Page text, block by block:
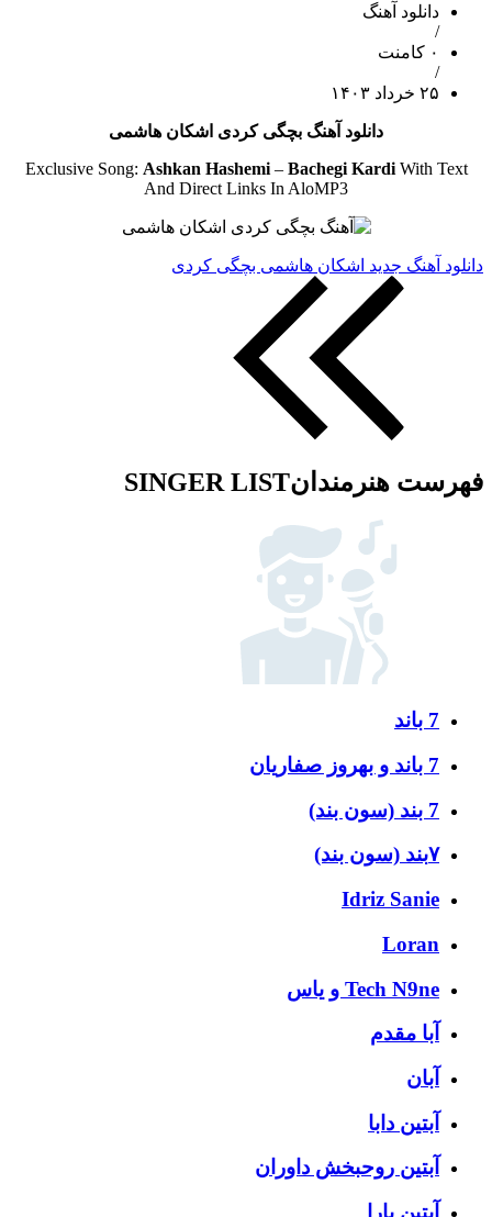
دانلود آهنگ
/
۰ کامنت
/
۲۵ خرداد ۱۴۰۳
دانلود آهنگ بچگی کردی اشکان هاشمی
Exclusive Song: Ashkan Hashemi– Bachegi KardiWith Text
And Direct Links In AloMP3
دانلود آهنگ جدید اشکان هاشمی بچگی کردی
فهرست هنرمندانSINGER LIST
7 باند
7 باند و بهروز صفاریان
7 بند (سون بند)
۷بند (سون بند)
Idriz Sanie
Loran
Tech N9ne و یاس
آبا مقدم
آبان
آبتین دابا
آبتین روحبخش داوران
آبتین یارا